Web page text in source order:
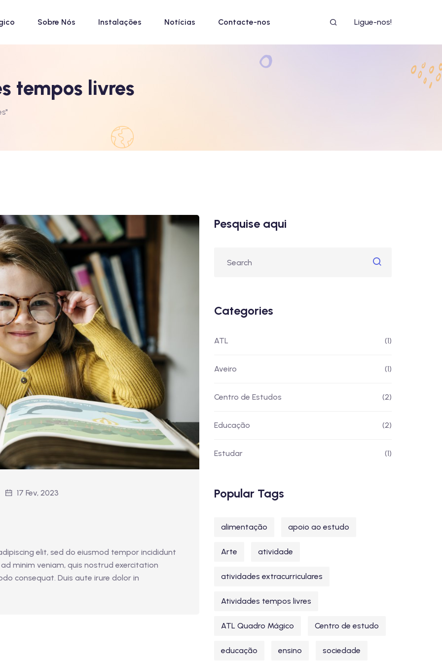
Sobre Nós Instalações Notícias Contacte-nos Ligue-nos!
tempos livres
17 Fev, 2023
elit, sed do eiusmod tempor incididunt
minim veniam, quis nostrud exercitation
consequat. Duis aute irure dolor in
Pesquise aqui
Categories
ATL (1)
Aveiro (1)
Centro de Estudos (2)
Educação (2)
Estudar (1)
Popular Tags
alimentação apoio ao estudo
Arte atividade
atividades extracurriculares
Atividades tempos livres
ATL Quadro Mágico Centro de estudo
educação ensino sociedade